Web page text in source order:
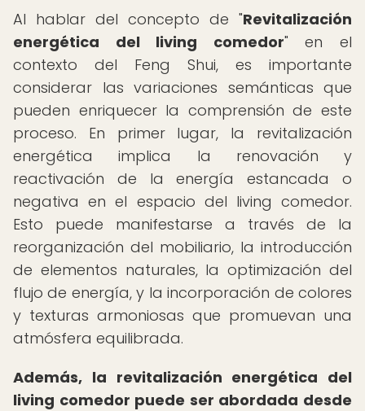
Al hablar del concepto de "Revitalización
energética del living comedor" en el
contexto del Feng Shui, es importante
considerar las variaciones semánticas que
pueden enriquecer la comprensión de este
proceso. En primer lugar, la revitalización
energética implica la renovación y
reactivación de la energía estancada o
negativa en el espacio del living comedor.
Esto puede manifestarse a través de la
reorganización del mobiliario, la introducción
de elementos naturales, la optimización del
flujo de energía, y la incorporación de colores
y texturas armoniosas que promuevan una
atmósfera equilibrada.
Además, la revitalización energética del
living comedor puede ser abordada desde